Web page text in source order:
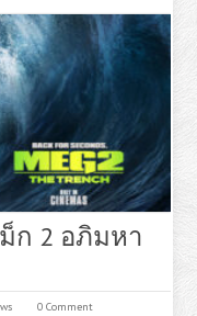
ม็ก 2 อภิมหา
0 Comment